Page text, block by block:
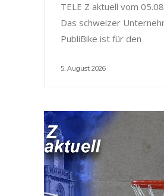
TELE Z aktuell vom
Das schweizer
PubliBike ist für den
5. August 2026